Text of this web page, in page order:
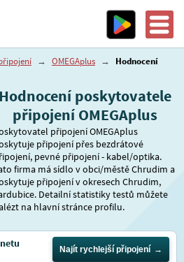
→ OMEGAplus →
Hodnocení
Hodnocení poskytovatele
připojení OMEGAplus
připojení OMEGAplus
připojení přes bezdrátové
pevné připojení - kabel/optika.
firma má sídlo v obci/městě Chrudim a
připojení v okresech Chrudim,
Detailní statistiky testů můžete
na hlavní stránce profilu.
Najít rychlejší připojení